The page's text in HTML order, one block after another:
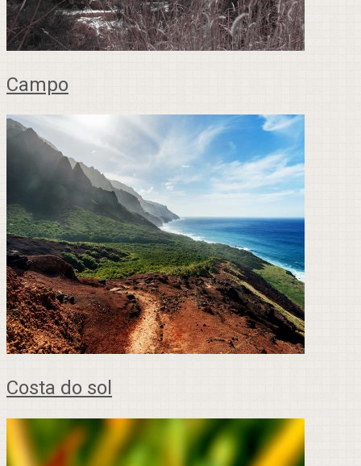
Campo
Costa do sol